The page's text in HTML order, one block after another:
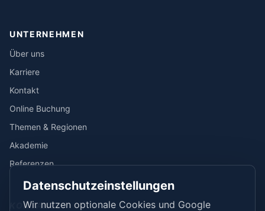
UNTERNEHMEN
Über uns
Karriere
Kontakt
Online Buchung
Themen & Regionen
Akademie
Referenzen
KONTAKT
Datenschutzeinstellungen
Wir nutzen optionale Cookies und Google